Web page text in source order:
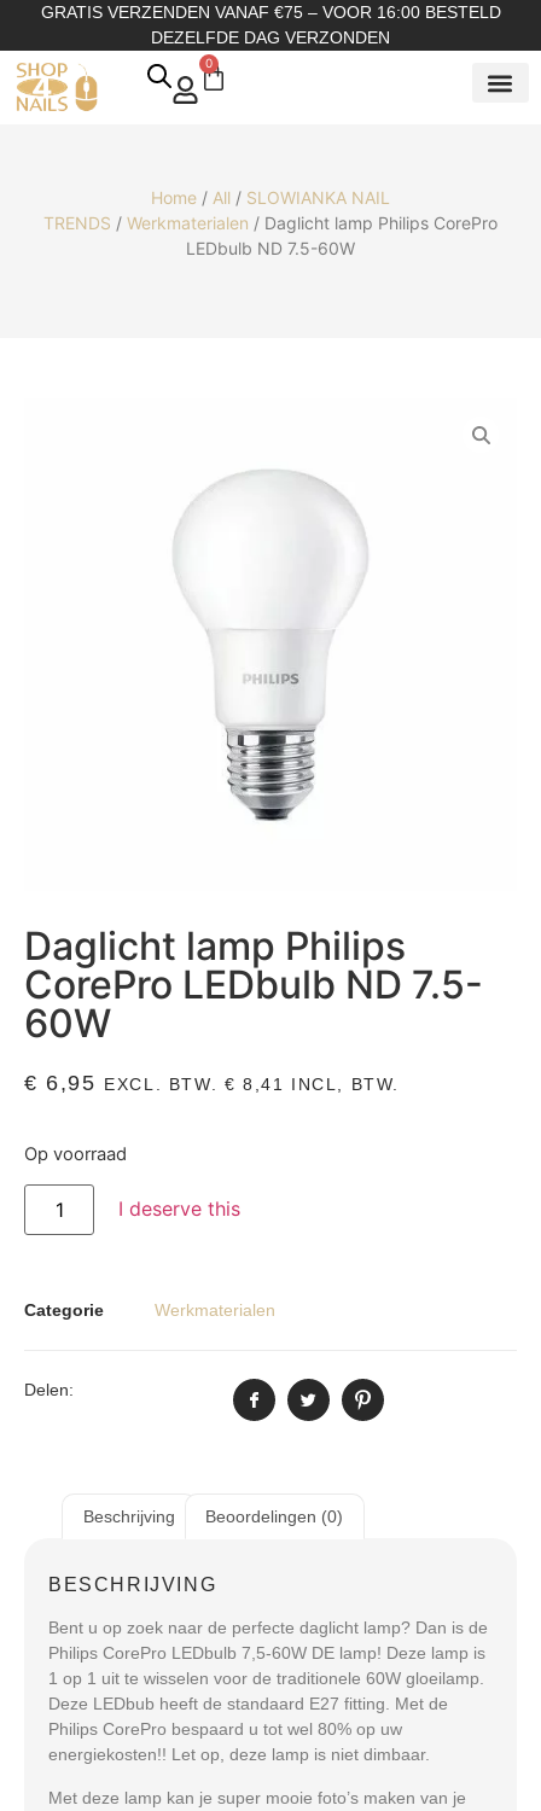
GRATIS VERZENDEN VANAF €75 – VOOR 16:00 BESTELD
DEZELFDE DAG VERZONDEN
0
Home / All / SLOWIANKA NAIL
TRENDS / Werkmaterialen / Daglicht lamp Philips CorePro
LEDbulb ND 7.5-60W
Daglicht lamp Philips
CorePro LEDbulb ND 7.5-
60W
€ 6,95 EXCL. BTW. € 8,41 INCL, BTW.
Op voorraad
I deserve this
Categorie Werkmaterialen
Delen:
Beschrijving Beoordelingen (0)
BESCHRIJVING
Bent u op zoek naar de perfecte daglicht lamp? Dan is de
Philips CorePro LEDbulb 7,5-60W DE lamp! Deze lamp is
1 op 1 uit te wisselen voor de traditionele 60W gloeilamp.
Deze LEDbub heeft de standaard E27 fitting. Met de
Philips CorePro bespaard u tot wel 80% op uw
energiekosten!! Let op, deze lamp is niet dimbaar.
Met deze lamp kan je super mooie foto’s maken van je